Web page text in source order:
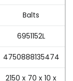
Balts
6951152L
4750888135474
2150 x 70 x 10 x